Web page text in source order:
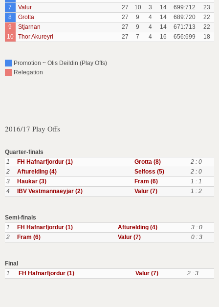
7
Valur 27 10 3 14 699:712
23
8
Grotta 27 9 4 14 689:720
22
9
Stjarnan 27 9 4 14 671:713
22
10
Thor Akureyri 27 7 4 16 656:699 18
Promotion ~ Olis Deildin (Play Offs)
Relegation
2016/17 Play Offs
Quarter-finals
1
FH Hafnarfjordur (1) Grotta (8)
2 : 0
2
Afturelding (4) Selfoss (5)
2 : 0
3
Haukar (3) Fram (6)
1 : 1
4
IBV Vestmannaeyjar (2) Valur (7) 1 : 2
Semi-finals
1
FH Hafnarfjordur (1) Afturelding (4)
3 : 0
2
Fram (6) Valur (7) 0 : 3
Final
1
FH Hafnarfjordur (1) Valur (7) 2 : 3